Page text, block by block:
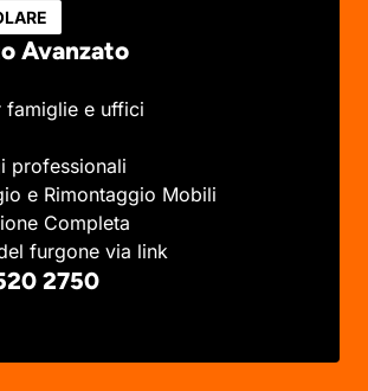
Avanzato
famiglie e uffici
professionali
e Rimontaggio Mobili
Completa
furgone via link
2750